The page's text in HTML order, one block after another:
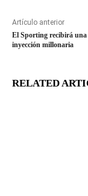
Artículo anterior
El Sporting recibirá una
inyección millonaria
RELATED